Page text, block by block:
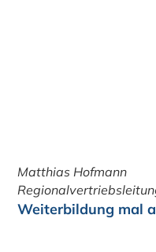
Matthias Hofmann
Weiterbildung mal